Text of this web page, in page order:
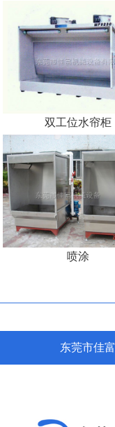
双工位水帘柜
喷涂
东莞市佳